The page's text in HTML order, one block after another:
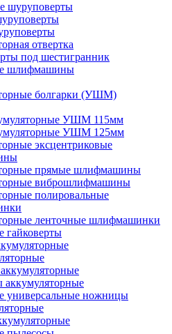
шуруповерты
отвертка
под шестигранник
шлифмашины
болгарки (УШМ)
УШМ 115мм
УШМ 125мм
эксцентриковые
прямые шлифмашины
виброшлифмашины
полировальные
ленточные шлифмашинки
гайковерты
универсальные ножницы